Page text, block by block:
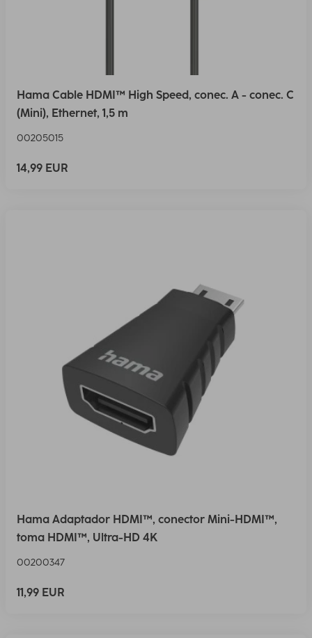
Hama Cable HDMI™ High Speed, conec. A - conec. C
(Mini), Ethernet, 1,5 m
00205015
14,99 EUR
Hama Adaptador HDMI™, conector Mini-HDMI™,
toma HDMI™, Ultra-HD 4K
00200347
11,99 EUR